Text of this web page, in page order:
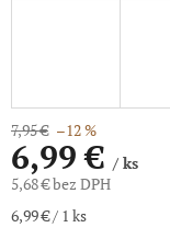
7,95 € –12 %
6,99 €/ ks
5,68 € bez DPH
Jednotková
6,99 € / 1 ks